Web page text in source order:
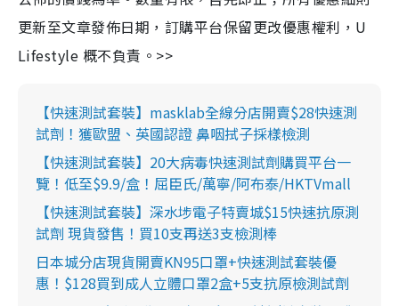
更新至文章發佈日期，訂購平台保留更改優惠權利，U
Lifestyle 概不負責。>>
【快速測試套裝】masklab全線分店開賣$28快速測
試劑！獲歐盟、英國認證 鼻咽拭子採樣檢測
【快速測試套裝】20大病毒快速測試劑購買平台一
覽！低至$9.9/盒！屈臣氏/萬寧/阿布泰/HKTVmall
【快速測試套裝】深水埗電子特賣城$15快速抗原測
試劑 現貨發售！買10支再送3支檢測棒
日本城分店現貨開賣KN95口罩+快速測試套裝優
惠！$128買到成人立體口罩2盒+5支抗原檢測試劑